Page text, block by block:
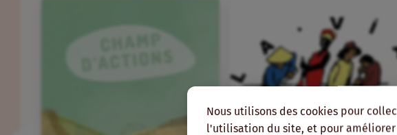
Nous utilisons des cookies pour
l'utilisation du site, et pour